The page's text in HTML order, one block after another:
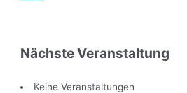
Nächste Veranstaltung
Keine Veranstaltungen